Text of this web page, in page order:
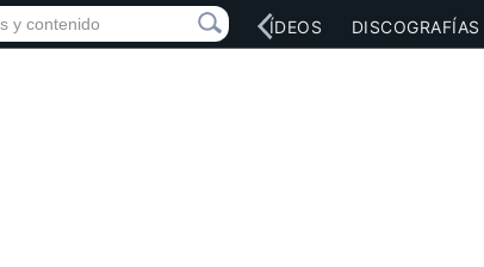
RED SOCIAL MÚSICA VÍDEOS DISCOGRAFÍAS